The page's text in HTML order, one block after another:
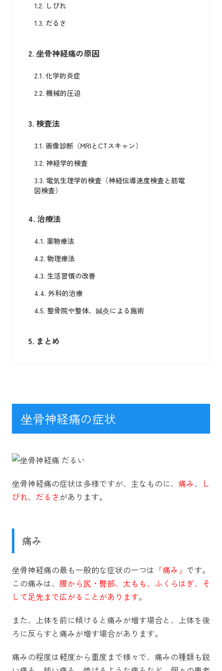
1.2. しびれ
1.3. だるさ
2. 坐骨神経痛の原因
2.1. 化学的炎症
2.2. 機械的圧迫
3. 検査法
3.1. 画像診断（MRIとCTスキャン）
3.2. 神経学的検査
3.3. 電気生理学的検査（神経伝導速度検査と筋電
図検査）
4. 治療法
4.1. 薬物療法
4.2. 物理療法
4.3. 生活習慣の改善
4.4. 外科的治療
4.5. 整骨院や整体、鍼灸による施術
5. まとめ
坐骨神経痛の症状
坐骨神経痛の症状は多様ですが、主なものに、 痛み、
し
びれ、 だるさがあります。
痛み
坐骨神経痛の最も一般的な症状の一つは 「痛み」 です。
この痛みは、 腰から尻・臀部、太もも、ふくらはぎ、そ
して足先まで広がることがあります。
また、上体を前に傾けると痛みが増す場合と、上体を後
ろに反らすと痛みが増す場合があります。
痛みの程度は軽度から重度まで様々で、痛みの種類も鋭